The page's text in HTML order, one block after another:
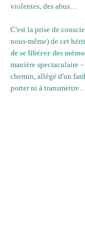
violentes, des abus…
C'est la prise de
nous-même) de cet
de se libérer des
manière spectaculaire
chemin, allégé d'un
porter ni à